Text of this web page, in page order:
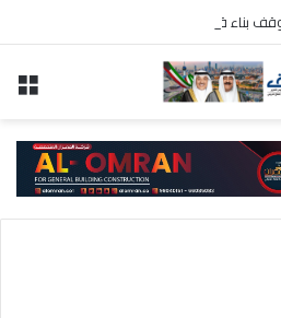
قاعة الاحتفالات بالبيت الأبيض